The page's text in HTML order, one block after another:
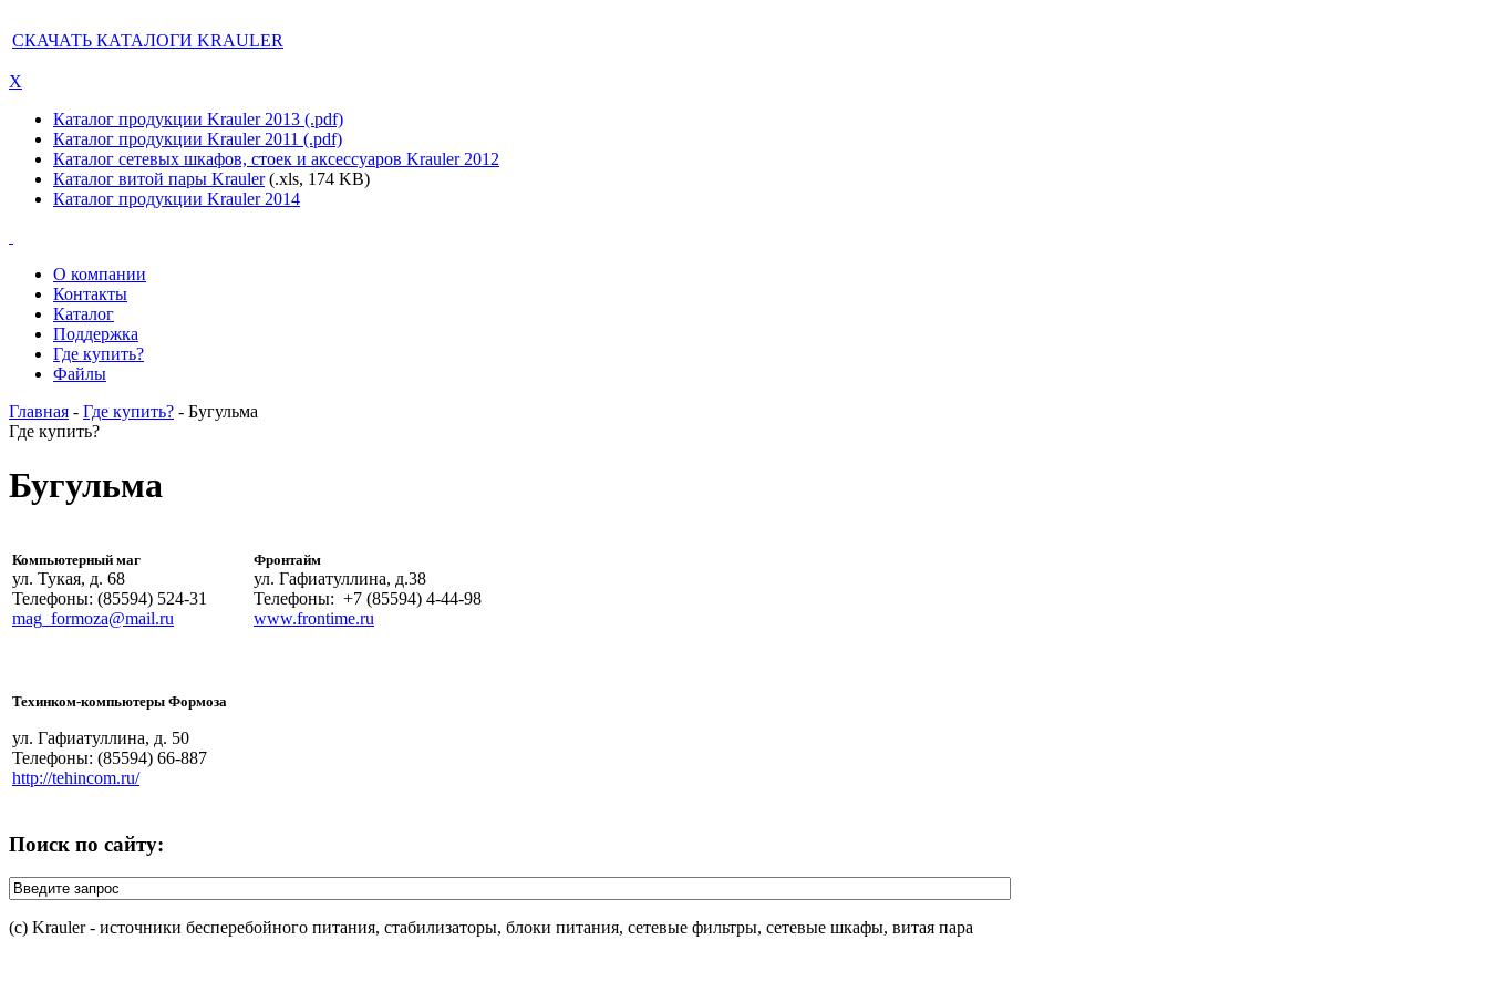
СКАЧАТЬ КАТАЛОГИ KRAULER
X
Каталог продукции Krauler 2013 (.pdf)
Каталог продукции Krauler 2011 (.pdf)
Каталог сетевых шкафов, стоек и аксессуаров Krauler 2012
Каталог витой пары Krauler(.xls, 174 KB)
Каталог продукции Krauler 2014
О компании
Контакты
Каталог
Поддержка
Где купить?
Файлы
Главная - Где купить? - Бугульма
Где купить?
Бугульма
Компьютерный маг
ул. Тукая, д. 68
Телефоны: (85594) 524-31
mag_formoza@mail.ru
Фронтайм
ул. Гафиатуллина, д.38
Телефоны: +7 (85594) 4-44-98
www.frontime.ru
Техинком-компьютеры Формоза
ул. Гафиатуллина, д. 50
Телефоны: (85594) 66-887
http://tehincom.ru/
Поиск по сайту:
(c) Krauler - источники бесперебойного питания, стабилизаторы, блоки питания, сетевые фильтры, сетевые шкафы, витая пара